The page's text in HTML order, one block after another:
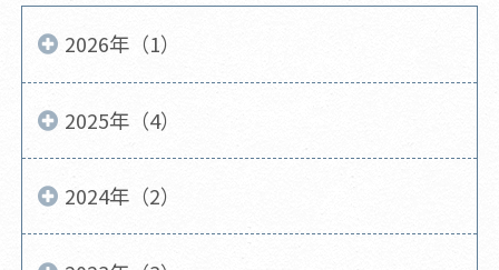
2026年（1）
2025年（4）
2024年（2）